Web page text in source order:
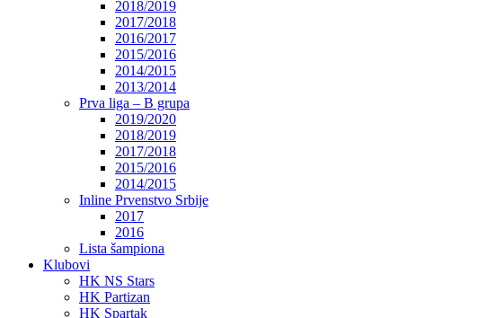
2018/2019
2017/2018
2016/2017
2015/2016
2014/2015
2013/2014
Prva liga – B grupa
2019/2020
2018/2019
2017/2018
2015/2016
2014/2015
Inline Prvenstvo Srbije
2017
2016
Lista šampiona
Klubovi
HK NS Stars
HK Partizan
HK Spartak